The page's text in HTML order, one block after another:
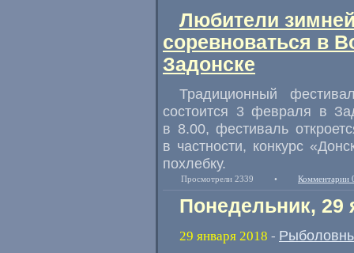
Любители
соревноваться в
Задонске
Традиционный
состоится 3 февраля в
в 8.00, фестиваль
в частности, конкурс «
похлебку.
Просмотрели 2339 • Комментарии
Понедельник, 29
29 января 2018 -